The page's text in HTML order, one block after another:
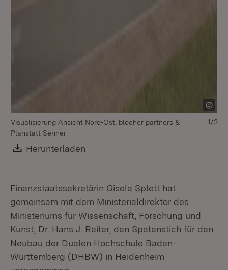
Visualisierung Ansicht Nord-Ost, blocher partners &
Planstatt Senner
Download:
Herunterladen
1/3
Finanzstaatssekretärin Gisela Splett hat
gemeinsam mit dem Ministerialdirektor des
Ministeriums für Wissenschaft, Forschung und
Kunst, Dr. Hans J. Reiter, den Spatenstich für den
Neubau der Dualen Hochschule Baden-
Württemberg (DHBW) in Heidenheim